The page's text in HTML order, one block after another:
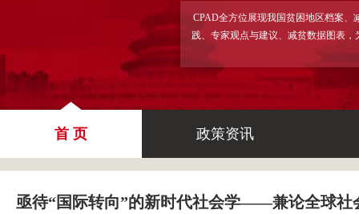
CPAD全方位展现我国贫困地区档案
践、专家观点与建议、减贫数据图表
首 页 政策资讯
亟待“国际转向”的新时代社会学——兼论全球社